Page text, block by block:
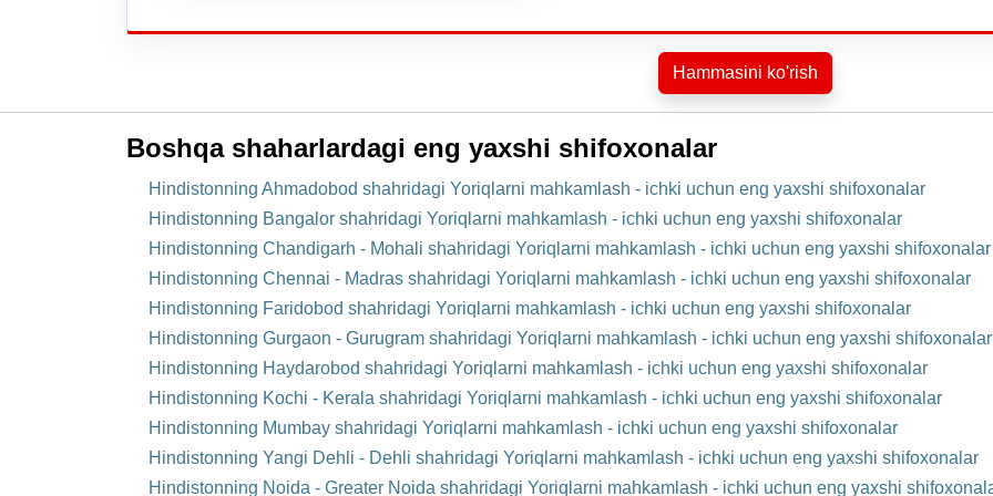
Hammasini ko'rish
Boshqa shaharlardagi eng yaxshi shifoxonalar
Hindistonning Ahmadobod shahridagi Yoriqlarni mahkamlash - ichki uchun eng yaxshi shifoxonalar
Hindistonning Bangalor shahridagi Yoriqlarni mahkamlash - ichki uchun eng yaxshi shifoxonalar
Hindistonning Chandigarh - Mohali shahridagi Yoriqlarni mahkamlash - ichki uchun eng yaxshi shifoxonalar
Hindistonning Chennai - Madras shahridagi Yoriqlarni mahkamlash - ichki uchun eng yaxshi shifoxonalar
Hindistonning Faridobod shahridagi Yoriqlarni mahkamlash - ichki uchun eng yaxshi shifoxonalar
Hindistonning Gurgaon - Gurugram shahridagi Yoriqlarni mahkamlash - ichki uchun eng yaxshi shifoxonalar
Hindistonning Haydarobod shahridagi Yoriqlarni mahkamlash - ichki uchun eng yaxshi shifoxonalar
Hindistonning Kochi - Kerala shahridagi Yoriqlarni mahkamlash - ichki uchun eng yaxshi shifoxonalar
Hindistonning Mumbay shahridagi Yoriqlarni mahkamlash - ichki uchun eng yaxshi shifoxonalar
Hindistonning Yangi Dehli - Dehli shahridagi Yoriqlarni mahkamlash - ichki uchun eng yaxshi shifoxonalar
Hindistonning Noida - Greater Noida shahridagi Yoriqlarni mahkamlash - ichki uchun eng yaxshi